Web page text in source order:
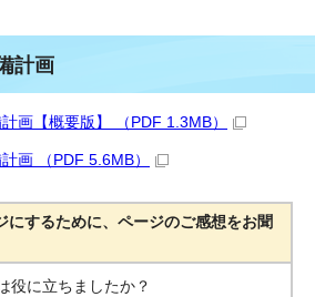
計画
画【概要版】 （PDF 1.3MB）
画 （PDF 5.6MB）
にするために、ページのご感想をお聞
役に立ちましたか？